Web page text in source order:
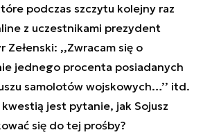
podczas szczytu kolejny raz
z uczestnikami prezydent
Zełenski: ,,Zwracam się o
jednego procenta posiadanych
samolotów wojskowych…’’ itd.
jest pytanie, jak Sojusz
się do tej prośby?